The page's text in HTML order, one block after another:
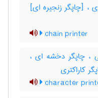
، [چاپگر زنجیره ای]
chain printer
، چاپگر دخشه ای ،
کاراکتری
character